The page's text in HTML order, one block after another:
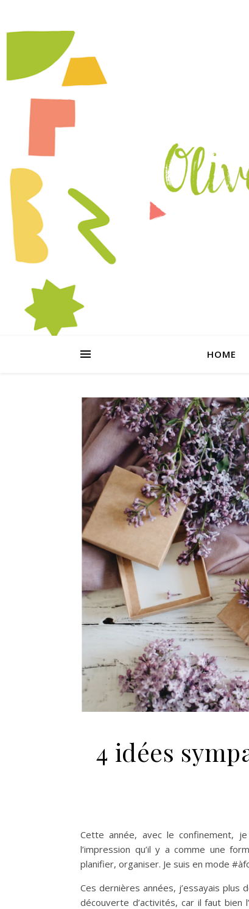
HOME
4 idées
Cette année, avec le confinement,
l’impression qu’il y a comme une
planifier, organiser. Je suis en mode
Ces dernières années, j’essayais
découverte d’activités, car il faut bien